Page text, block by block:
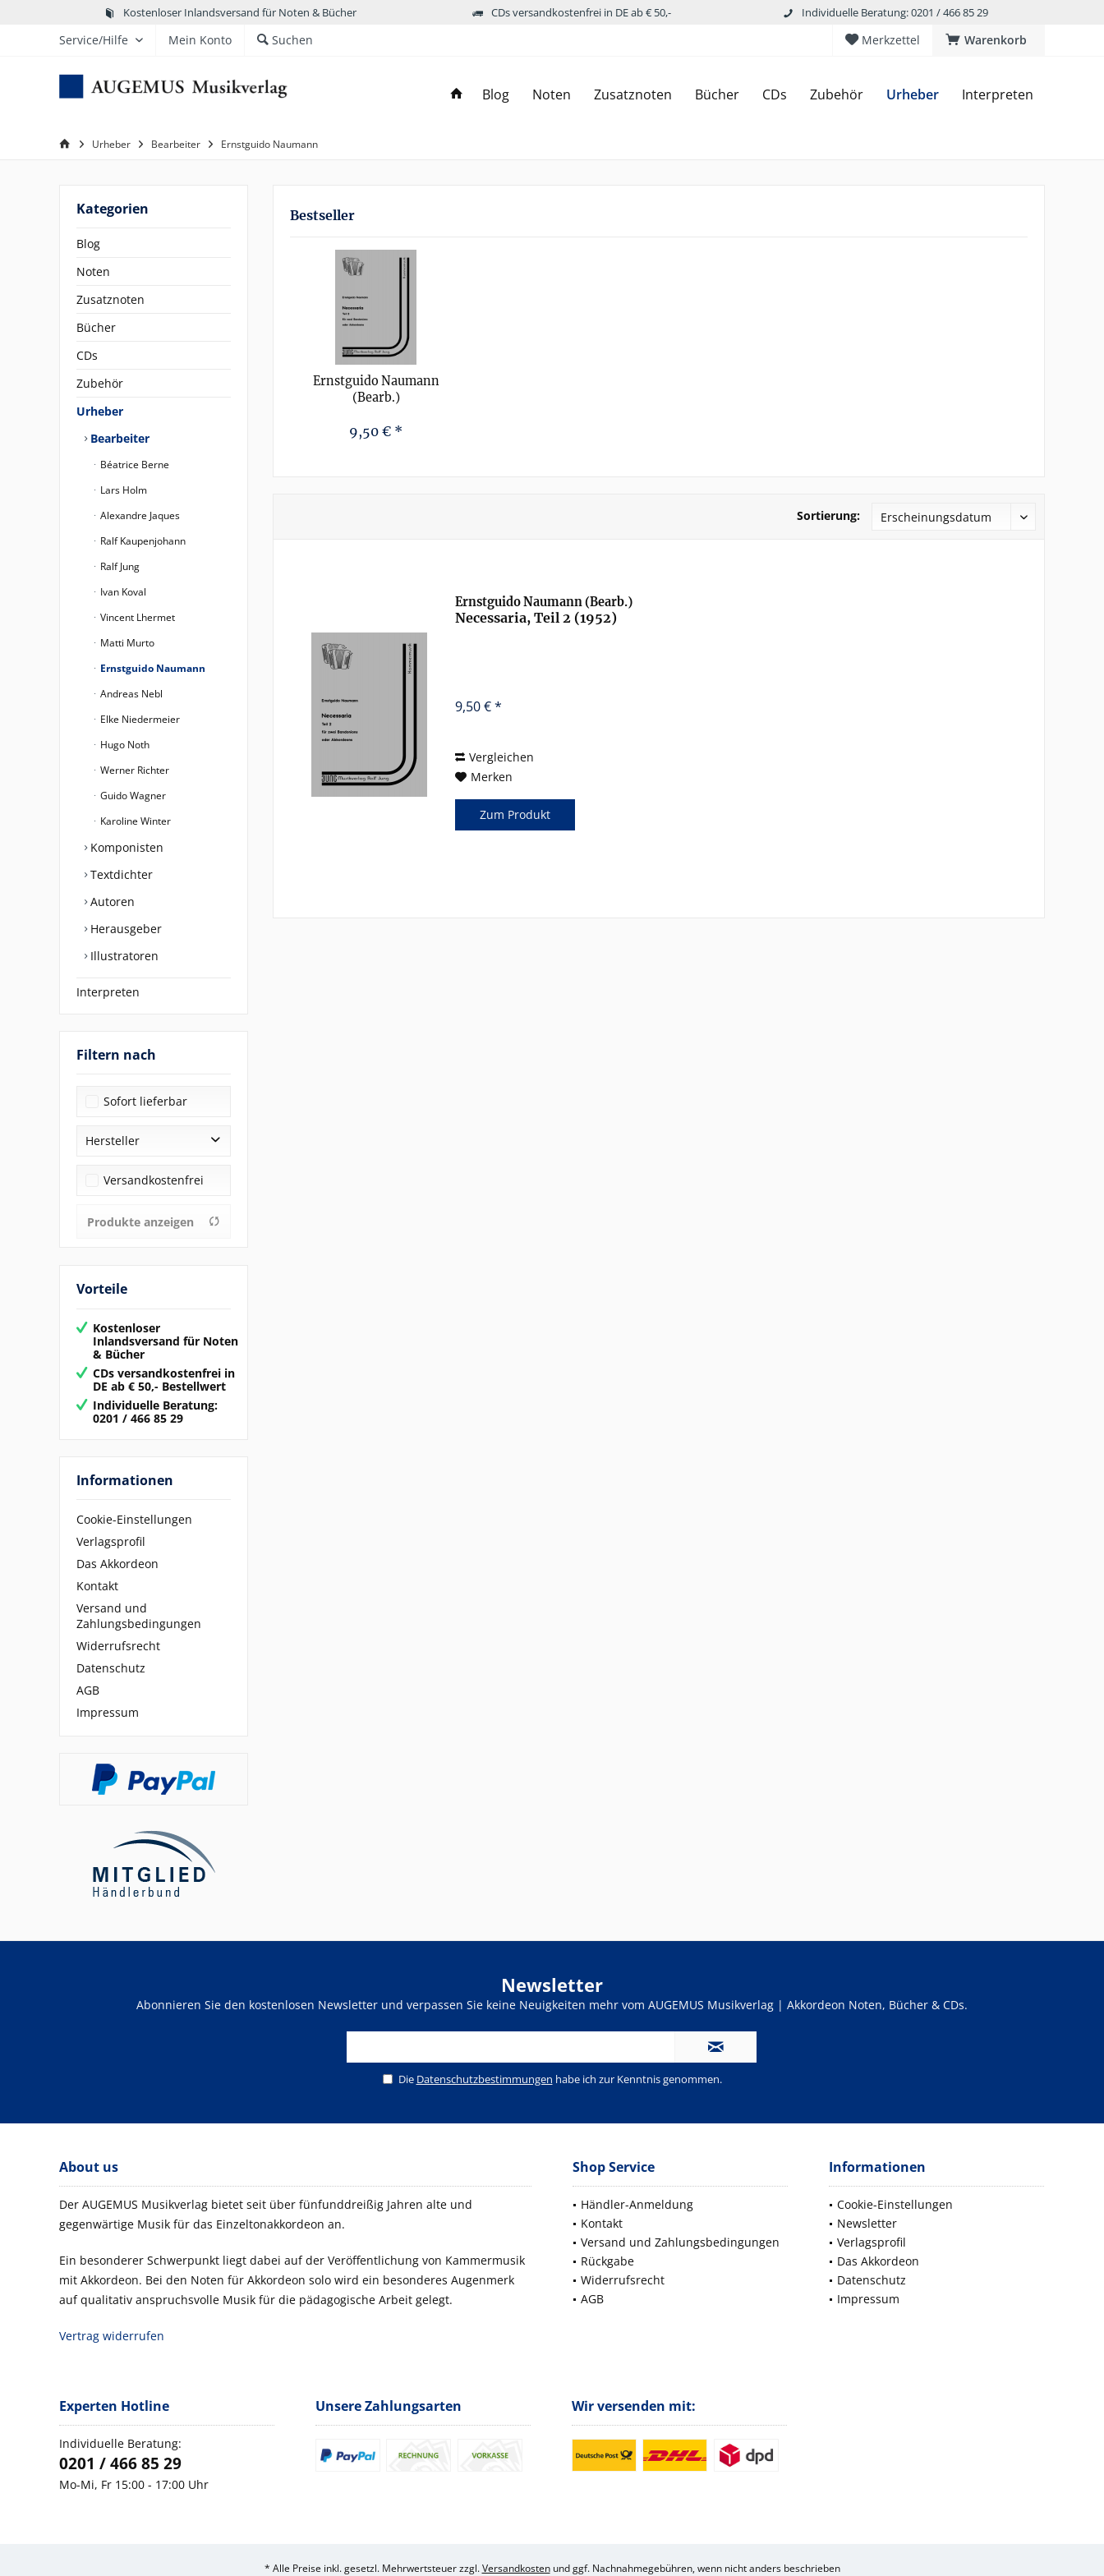
Kostenloser Inlandsversand für Noten & Bücher CDs versandkostenfrei in DE ab € 50,- Individuelle Beratung: 0201 / 466 85 29
Warenkorb
Merkzettel
Service/Hilfe Mein Konto Suchen
Blog Noten Zusatznoten Bücher CDs Zubehör Urheber Interpreten
Urheber Bearbeiter Ernstguido Naumann
Kategorien
Blog
Noten
Zusatznoten
Bücher
CDs
Zubehör
Urheber
Bearbeiter
Béatrice Berne
Lars Holm
Alexandre Jaques
Ralf Kaupenjohann
Ralf Jung
Ivan Koval
Vincent Lhermet
Matti Murto
Ernstguido Naumann
Andreas Nebl
Elke Niedermeier
Hugo Noth
Werner Richter
Guido Wagner
Karoline Winter
Komponisten
Textdichter
Autoren
Herausgeber
Illustratoren
Interpreten
Filtern nach
Sofort lieferbar
Hersteller
Versandkostenfrei
Produkte anzeigen
Vorteile
Kostenloser
Inlandsversand für Noten
& Bücher
CDs versandkostenfrei in
DE ab € 50,- Bestellwert
Individuelle Beratung:
0201 / 466 85 29
Informationen
Cookie-Einstellungen
Verlagsprofil
Das Akkordeon
Kontakt
Versand und
Zahlungsbedingungen
Widerrufsrecht
Datenschutz
AGB
Impressum
Bestseller
Ernstguido Naumann
(Bearb.)
9,50 € *
Sortierung:
Ernstguido Naumann (Bearb.)
Necessaria, Teil 2 (1952)
9,50 € *
Vergleichen
Merken
Zum Produkt
Newsletter
Abonnieren Sie den kostenlosen Newsletter und verpassen Sie keine Neuigkeiten mehr vom AUGEMUS Musikverlag | Akkordeon Noten, Bücher & CDs.
Die Datenschutzbestimmungen habe ich zur Kenntnis genommen.
About us
Der AUGEMUS Musikverlag bietet seit über fünfunddreißig Jahren alte und
gegenwärtige Musik für das Einzeltonakkordeon an.
Ein besonderer Schwerpunkt liegt dabei auf der Veröffentlichung von Kammermusik
mit Akkordeon. Bei den Noten für Akkordeon solo wird ein besonderes Augenmerk
auf qualitativ anspruchsvolle Musik für die pädagogische Arbeit gelegt.
Vertrag widerrufen
Shop Service
Händler-Anmeldung
Kontakt
Versand und Zahlungsbedingungen
Rückgabe
Widerrufsrecht
AGB
Informationen
Cookie-Einstellungen
Newsletter
Verlagsprofil
Das Akkordeon
Datenschutz
Impressum
Experten Hotline
Individuelle Beratung:
0201 / 466 85 29
Mo-Mi, Fr 15:00 - 17:00 Uhr
Unsere Zahlungsarten Wir versenden mit:
* Alle Preise inkl. gesetzl. Mehrwertsteuer zzgl.Versandkostenund ggf. Nachnahmegebühren, wenn nicht anders beschrieben